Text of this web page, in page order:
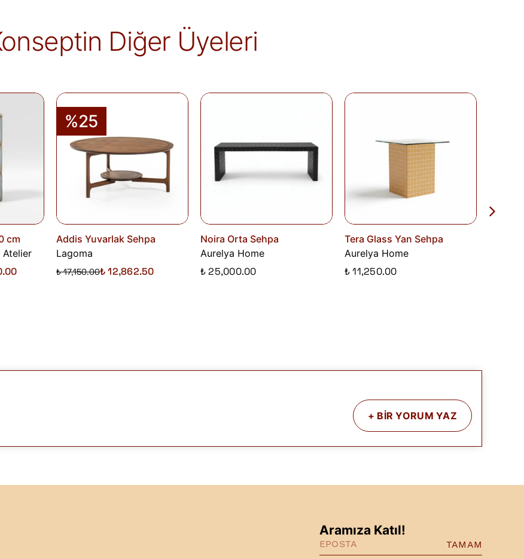
alır.
İade edilen ürünler, iade şartlarına uygun olduğu takdirde 10 gün içinde bankanıza
iletilir. İade sürecini başlatmak için lütfen
Diğer Üyeleri
cm
Atelier
%25
Addis Yuvarlak Sehpa
Lagoma
₺ 17,150.00₺ 12,862.50
Noira Orta Sehpa
Aurelya Home
₺ 25,000.00
Tera Glass Yan Sehpa
Aurelya Home
₺ 11,250.00
+ BİR YORUM YAZ
Aramıza Katıl!
TAMAM